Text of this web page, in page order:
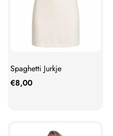
Spaghetti Jurkje
€8,00